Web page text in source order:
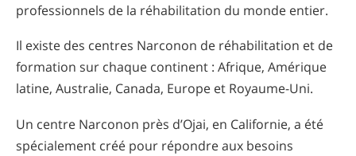
professionnels de la réhabilitation du monde entier.
Il existe des centres Narconon de réhabilitation et de
formation sur chaque continent : Afrique, Amérique
latine, Australie, Canada, Europe et Royaume-Uni.
Un centre Narconon près d’Ojai, en Californie, a été
spécialement créé pour répondre aux besoins